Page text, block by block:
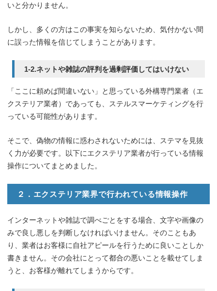
いと分かりません。
しかし、多くの方はこの事実を知らないため、気付かない間
に誤った情報を信じてしまうことがあります。
1-2.ネットや雑誌の評判を過剰評価してはいけない
「ここに頼めば間違いない」と思っている外構専門業者（エ
クステリア業者）であっても、ステルスマーケティングを行
っている可能性があります。
そこで、偽物の情報に惑わされないためには、ステマを見抜
く力が必要です。以下にエクステリア業者が行っている情報
操作についてまとめました。
２．エクステリア業界で行われている情報操作
インターネットや雑誌で調べごとをする場合、文字や画像の
みで良し悪しを判断しなければいけません。そのこともあ
り、業者はお客様に自社アピールを行うために良いことしか
書きません。その会社にとって都合の悪いことを載せてしま
うと、お客様が離れてしまうからです。